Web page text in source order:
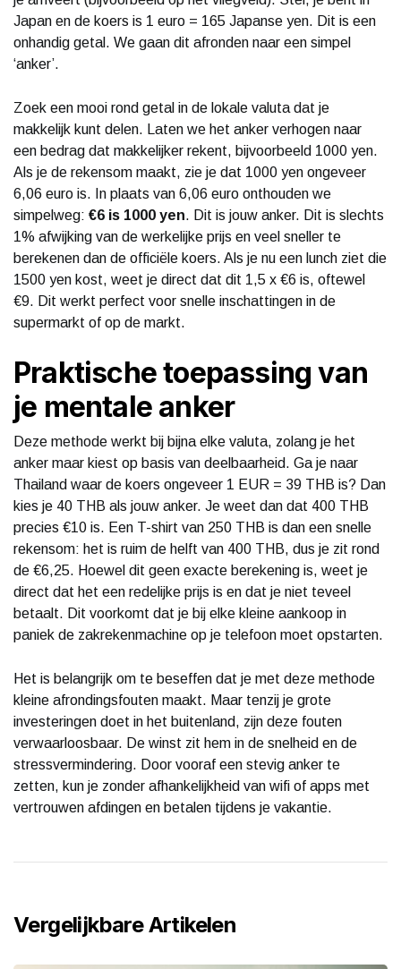
Japan en de koers is 1 euro = 165 Japanse yen. Dit is een
onhandig getal. We gaan dit afronden naar een simpel
‘anker’.
Zoek een mooi rond getal in de lokale valuta dat je
makkelijk kunt delen. Laten we het anker verhogen naar
een bedrag dat makkelijker rekent, bijvoorbeeld 1000 yen.
Als je de rekensom maakt, zie je dat 1000 yen ongeveer
6,06 euro is. In plaats van 6,06 euro onthouden we
simpelweg: €6 is 1000 yen. Dit is jouw anker. Dit is slechts
1% afwijking van de werkelijke prijs en veel sneller te
berekenen dan de officiële koers. Als je nu een lunch ziet die
1500 yen kost, weet je direct dat dit 1,5 x €6 is, oftewel
€9. Dit werkt perfect voor snelle inschattingen in de
supermarkt of op de markt.
Praktische toepassing van
je mentale anker
Deze methode werkt bij bijna elke valuta, zolang je het
anker maar kiest op basis van deelbaarheid. Ga je naar
Thailand waar de koers ongeveer 1 EUR = 39 THB is? Dan
kies je 40 THB als jouw anker. Je weet dan dat 400 THB
precies €10 is. Een T-shirt van 250 THB is dan een snelle
rekensom: het is ruim de helft van 400 THB, dus je zit rond
de €6,25. Hoewel dit geen exacte berekening is, weet je
direct dat het een redelijke prijs is en dat je niet teveel
betaalt. Dit voorkomt dat je bij elke kleine aankoop in
paniek de zakrekenmachine op je telefoon moet opstarten.
Het is belangrijk om te beseffen dat je met deze methode
kleine afrondingsfouten maakt. Maar tenzij je grote
investeringen doet in het buitenland, zijn deze fouten
verwaarloosbaar. De winst zit hem in de snelheid en de
stressvermindering. Door vooraf een stevig anker te
zetten, kun je zonder afhankelijkheid van wifi of apps met
vertrouwen afdingen en betalen tijdens je vakantie.
Vergelijkbare Artikelen